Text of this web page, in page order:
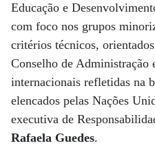
Educação e
com foco nos grupos
critérios técnicos,
Conselho de Administração
internacionais refletidas na
elencados pelas Nações
executiva de
Rafaela Guedes.